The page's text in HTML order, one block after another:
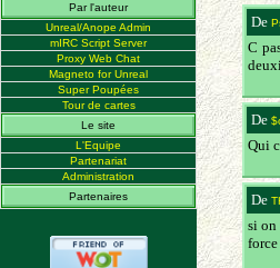
Par l'auteur
Unreal/Anope Admin
mIRC Script Server
Proxy Web Chat
Magneto for Unreal
Super Poupées
Tour de cartes
Le site
L'Equipe
Partenariat
Administration
Partenaires
De
C
De
Qui
De
si on